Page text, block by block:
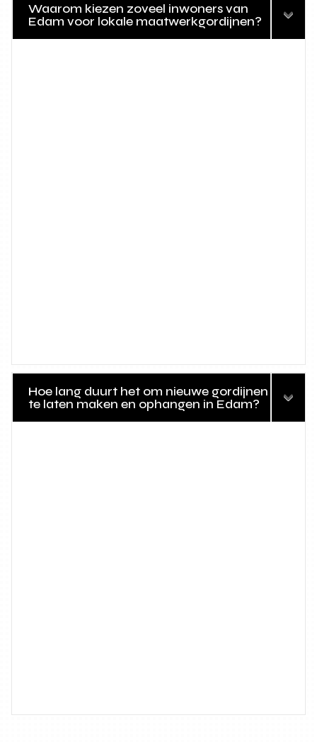
Waarom kiezen zoveel inwoners van
Edam voor lokale maatwerkgordijnen?
Hoe lang duurt het om nieuwe gordijnen
te laten maken en ophangen in Edam?